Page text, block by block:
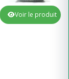
Voir le produit